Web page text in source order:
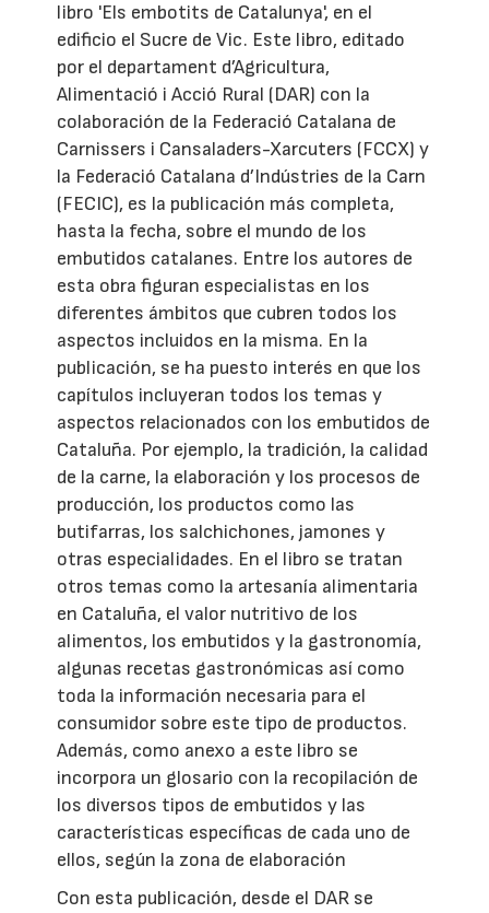
libro 'Els embotits de Catalunya', en el
edificio el Sucre de Vic. Este libro, editado
por el departament d’Agricultura,
Alimentació i Acció Rural (DAR) con la
colaboración de la Federació Catalana de
Carnissers i Cansaladers-Xarcuters (FCCX) y
la Federació Catalana d’Indústries de la Carn
(FECIC), es la publicación más completa,
hasta la fecha, sobre el mundo de los
embutidos catalanes. Entre los autores de
esta obra figuran especialistas en los
diferentes ámbitos que cubren todos los
aspectos incluidos en la misma. En la
publicación, se ha puesto interés en que los
capítulos incluyeran todos los temas y
aspectos relacionados con los embutidos de
Cataluña. Por ejemplo, la tradición, la calidad
de la carne, la elaboración y los procesos de
producción, los productos como las
butifarras, los salchichones, jamones y
otras especialidades. En el libro se tratan
otros temas como la artesanía alimentaria
en Cataluña, el valor nutritivo de los
alimentos, los embutidos y la gastronomía,
algunas recetas gastronómicas así como
toda la información necesaria para el
consumidor sobre este tipo de productos.
Además, como anexo a este libro se
incorpora un glosario con la recopilación de
los diversos tipos de embutidos y las
características específicas de cada uno de
ellos, según la zona de elaboración
Con esta publicación, desde el DAR se